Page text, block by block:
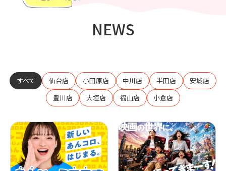
NEWS
すべて 仙台店 小田原店 中川店 半田店
安城店
豊川店
大垣店 福山店 小倉店